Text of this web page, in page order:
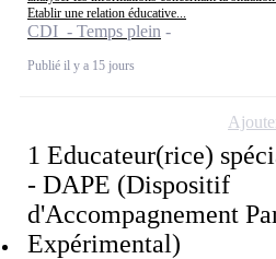
Etablir une relation éducative...
CDI - Temps plein
Publié il y a 15 jours
1 Educateur(rice)
- DAPE (Dispositif
d'Accompagnement
Expérimental)